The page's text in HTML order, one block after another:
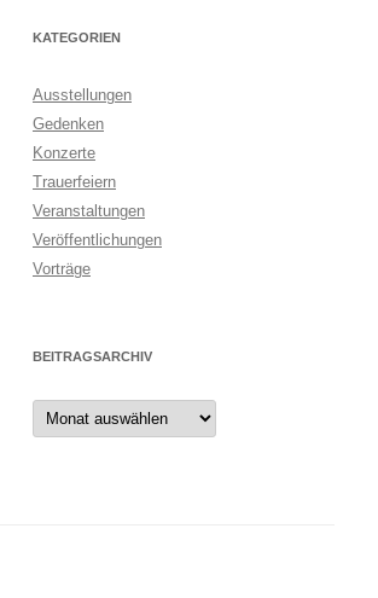
KATEGORIEN
Ausstellungen
Gedenken
Konzerte
Trauerfeiern
Veranstaltungen
Veröffentlichungen
Vorträge
BEITRAGSARCHIV
Beitragsarchiv